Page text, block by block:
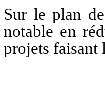
Sur le plan
notable en
projets faisant